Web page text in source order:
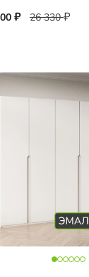
26 330